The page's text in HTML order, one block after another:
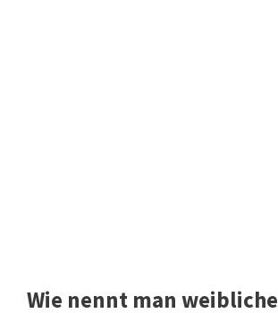
Wie nennt man weibliche